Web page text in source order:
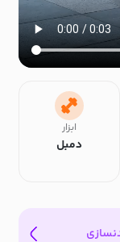
ابزار
دمبل